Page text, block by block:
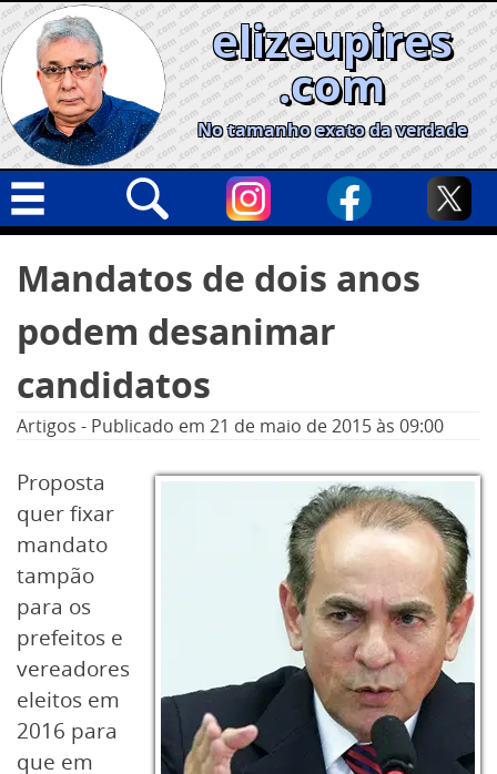
Skip
to
content
elizeupires
.com
No tamanho exato da verdade
Geral
Cidades
Informe especial
por:
Mandatos de dois anos
podem desanimar
candidatos
Artigos - Publicado em 21 de maio de 2015às 09:00
Proposta
quer fixar
mandato
tampão
para os
prefeitos e
vereadores
eleitos em
2016 para
que em